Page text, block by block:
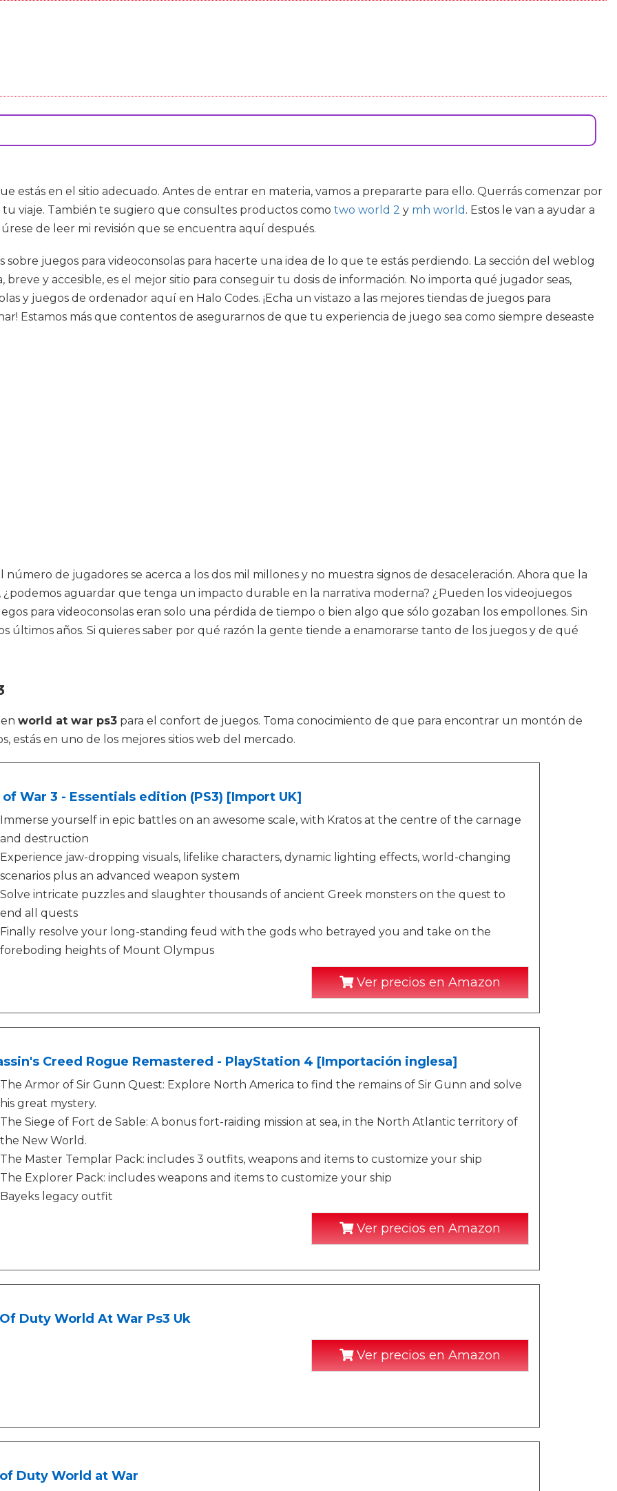
estás en el sitio adecuado. Antes de entrar en materia, vamos a prepararte para ello. Querrás comenzar por
tu viaje. También te sugiero que consultes productos como two world 2 y mh world . Estos le van a ayudar a
de leer mi revisión que se encuentra aquí después.
juegos para videoconsolas para hacerte una idea de lo que te estás perdiendo. La sección del weblog
y accesible, es el mejor sitio para conseguir tu dosis de información. No importa qué jugador seas,
y juegos de ordenador aquí en Halo Codes. ¡Echa un vistazo a las mejores tiendas de juegos para
Estamos más que contentos de asegurarnos de que tu experiencia de juego sea como siempre deseaste
de jugadores se acerca a los dos mil millones y no muestra signos de desaceleración. Ahora que la
aguardar que tenga un impacto durable en la narrativa moderna? ¿Pueden los videojuegos
para videoconsolas eran solo una pérdida de tiempo o bien algo que sólo gozaban los empollones. Sin
últimos años. Si quieres saber por qué razón la gente tiende a enamorarse tanto de los juegos y de qué
world at war ps3 para el confort de juegos. Toma conocimiento de que para encontrar un montón de
estás en uno de los mejores sitios web del mercado.
of War 3 - Essentials edition (PS3) [Import UK]
Immerse yourself in epic battles on an awesome scale, with Kratos at the centre of the carnage
and destruction
Experience jaw-dropping visuals, lifelike characters, dynamic lighting effects, world-changing
scenarios plus an advanced weapon system
Solve intricate puzzles and slaughter thousands of ancient Greek monsters on the quest to
end all quests
Finally resolve your long-standing feud with the gods who betrayed you and take on the
foreboding heights of Mount Olympus
Ver precios en Amazon
Creed Rogue Remastered - PlayStation 4 [Importación inglesa]
The Armor of Sir Gunn Quest: Explore North America to find the remains of Sir Gunn and solve
his great mystery.
The Siege of Fort de Sable: A bonus fort-raiding mission at sea, in the North Atlantic territory of
the New World.
The Master Templar Pack: includes 3 outfits, weapons and items to customize your ship
The Explorer Pack: includes weapons and items to customize your ship
Bayeks legacy outfit
Ver precios en Amazon
Duty World At War Ps3 Uk
Ver precios en Amazon
Duty World at War